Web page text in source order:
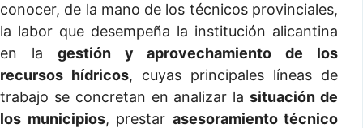
conocer, de la mano de los técnicos provinciales,
la labor que desempeña la institución alicantina
en la gestión y aprovechamiento de los
recursos hídricos, cuyas principales líneas de
trabajo se concretan en analizar lasituación de
los municipios, prestar asesoramiento técnico